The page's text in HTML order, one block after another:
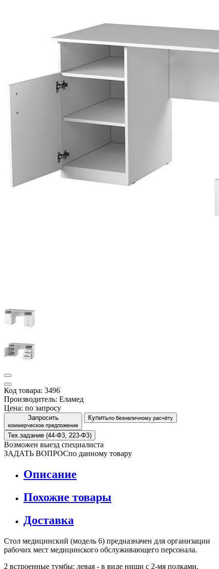
Код товара: 3496
Производитель: Еламед
Цена: по запросу
Запросить
коммерческое предложение
Купитьпо безналичному расчёту
Тех.задание (44-Ф3, 223-Ф3)
Возможен выезд специалиста
ЗАДАТЬ ВОПРОСпо данному товару
Описание
Похожие товары
Доставка
Стол медицинский (модель 6) предназначен для организации
рабочих мест медицинского обслуживающего персонала.
2 встроенные тумбы: левая - в виде ниши с 2-мя полками,